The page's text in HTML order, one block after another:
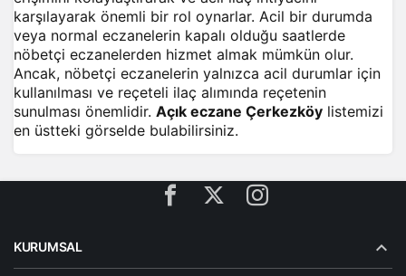
karşılayarak önemli bir rol oynarlar. Acil bir durumda
veya normal eczanelerin kapalı olduğu saatlerde
nöbetçi eczanelerden hizmet almak mümkün olur.
Ancak, nöbetçi eczanelerin yalnızca acil durumlar için
kullanılması ve reçeteli ilaç alımında reçetenin
sunulması önemlidir. Açık eczane Çerkezköy listemizi
en üstteki görselde bulabilirsiniz.
KURUMSAL